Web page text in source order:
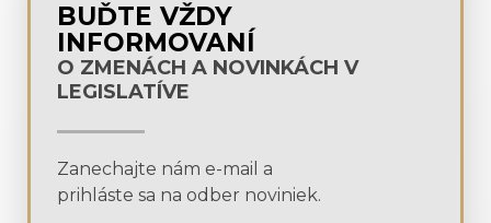
BUĎTE VŽDY
INFORMOVANÍ
O ZMENÁCH A NOVINKÁCH V
LEGISLATÍVE
Zanechajte nám e-mail a
prihláste sa na odber noviniek.